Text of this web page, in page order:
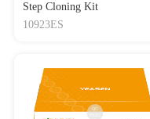
Step Cloning Kit
10923ES